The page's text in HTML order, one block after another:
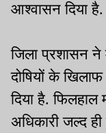
आश्वासन दिया है.
जिला प्रशासन ने
दोषियों के
दिया है.
अधिकारी जल्द ही